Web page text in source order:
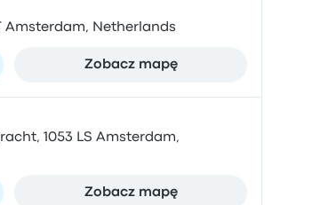
Amsterdam, Netherlands
Zobacz mapę
1053 LS Amsterdam,
Zobacz mapę